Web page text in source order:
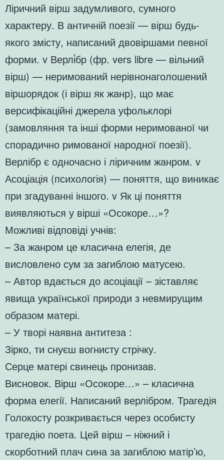
Ліричний вірш задумливого, сумного
характеру. В античній поезії — вірш будь-
якого змісту, написаний двовіршами певної
форми. v Верлі́бр (фр. vers libre — вільний
вірш) — неримований нерівнонаголошений
віршорядок (і вірш як жанр), що має
версифікаційні джерела уфольклорі
(замовляння та інші форми неримованої чи
спорадично римованої народної поезії).
Верлібр є одночасно і ліричним жанром. v
Асоціація (психологія) — поняття, що виникає
при згадуванні іншого. v Як ці поняття
виявляються у вірші «Осокоре…»?
Можливі відповіді учнів:
– За жанром це класична елегія, де
висловлено сум за загиблою матусею.
– Автор вдається до асоціації – зіставляє
явища української природи з невмирущим
образом матері.
– У творі наявна антитеза :
Зірко, ти снуєш вогнисту стрічку.
Серце матері свинець пронизав.
Висновок. Вірш «Осокоре…» – класична
форма елегії. Написаний верлібром. Трагедія
Голокосту розкривається через особисту
трагедію поета. Цей вірш – ніжний і
скорботний плач сина за загиблою матір’ю,